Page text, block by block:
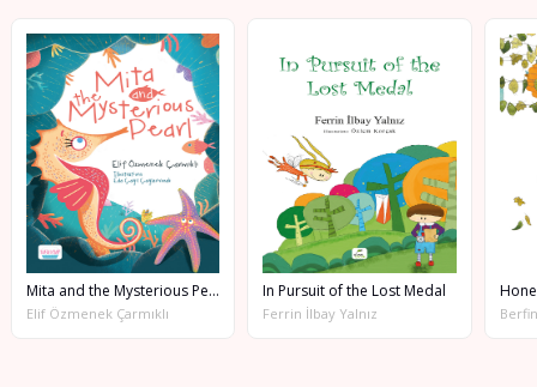
Mita and the Mysterious Pearl
Elif Özmenek Çarmıklı
In Pursuit of the Lost Medal
Ferrin İlbay Yalnız